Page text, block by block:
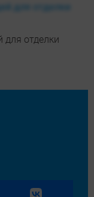
для отделки